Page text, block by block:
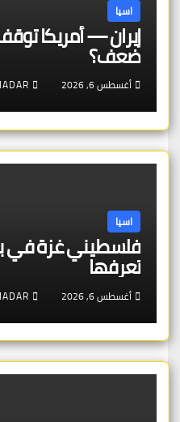
اسيا
إيران — أمريكا
ضعف؟
أغسطس 6, 2026
اسيا
تعرفها
أغسطس 6, 2026